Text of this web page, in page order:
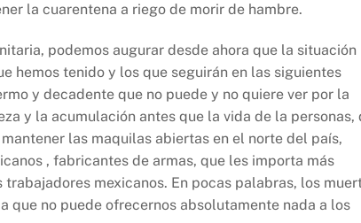
la cuarentena a riego de morir de hambre.
podemos augurar desde ahora que la situación
hemos tenido y los que seguirán en las siguientes
y decadente que no puede y no quiere ver por la
y la acumulación antes que la vida de la personas,
las maquilas abiertas en el norte del país,
, fabricantes de armas, que les importa más
mexicanos. En pocas palabras, los
que no puede ofrecernos absolutamente nada a los